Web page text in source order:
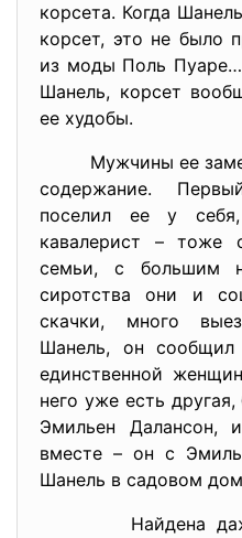
корсета. Когда
корсет, это не было
из моды Поль
Шанель, корсет
ее худобы.
Мужчины ее
содержание.
поселил ее у
кавалерист – тоже
семьи, с большим
сиротства они и
скачки, много
Шанель, он
единственной
него уже есть
Эмильен Далансон,
вместе – он с
Шанель в садовом
Найдена даже